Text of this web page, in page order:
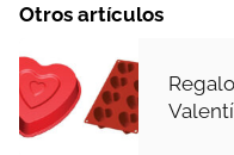
Otros artículos